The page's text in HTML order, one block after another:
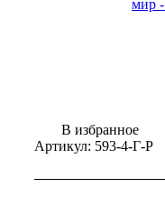
В избранное
Артикул: 593-4-Г-Р